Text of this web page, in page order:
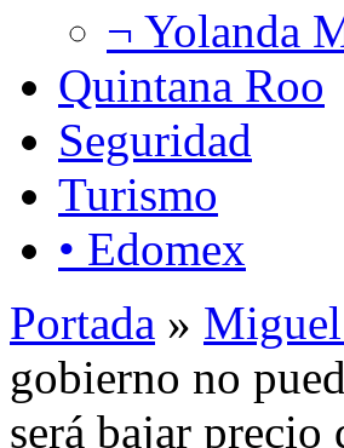
¬ Yolanda
Quintana Roo
Seguridad
Turismo
• Edomex
Portada »
gobierno no
será bajar